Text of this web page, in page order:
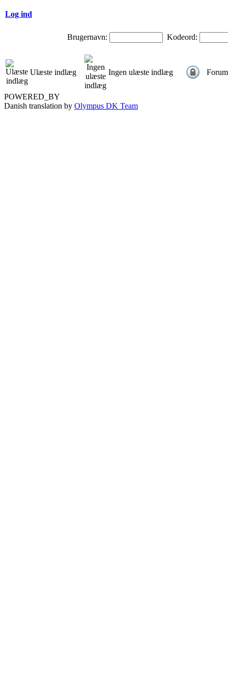
Log ind
Brugernavn: Kodeord:
Ulæste indlæg Ingen ulæste indlæg
POWERED_BY
Danish translation by Olympus DK Team